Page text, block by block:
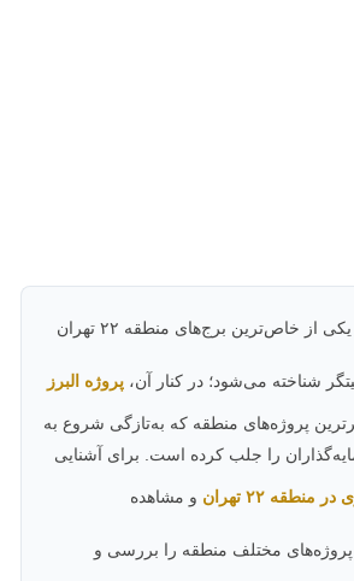
به‌عنوان یکی از خاص‌ترین برج‌های منطقه ۲۲ تهران
شناخته می‌شود؛ در کنار آن،پروژه البرز
پروژه‌های منطقه که به‌تازگی شروع به
را جلب کرده است. برای آشنایی
۲۲ تهران و مشاهده
مختلف منطقه را بررسی و